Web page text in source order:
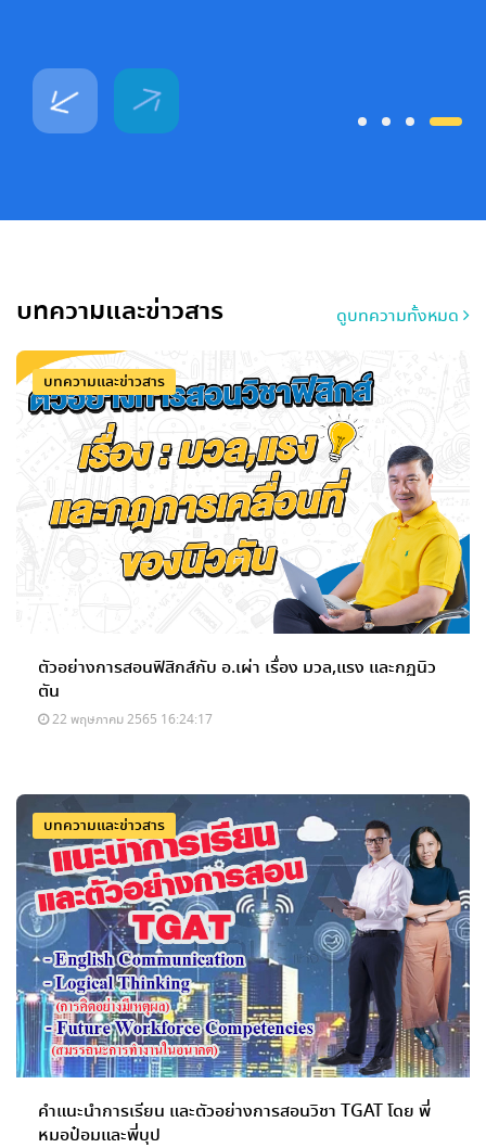
บทความและข่าวสาร ดูบทความทั้งหมด
บทความและข่าวสาร
ตัวอย่างการสอนฟิสิกส์กับ อ.เผ่า เรื่อง มวล,แรง และกฏนิว
ตัน
22 พฤษภาคม 2565 16:24:17
บทความและข่าวสาร
คำแนะนำการเรียน และตัวอย่างการสอนวิชา TGAT โดย พี่
หมอป๋อมและพี่บุป